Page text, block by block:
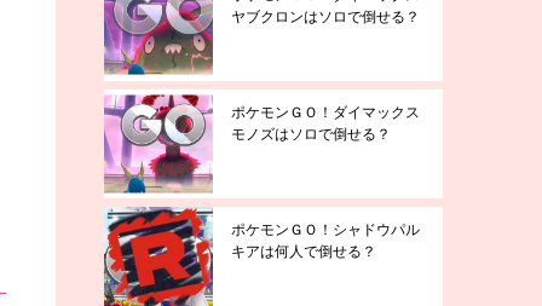
ヤブクロンはソロで倒せる？
ポケモンＧＯ！ダイマックス
モノズはソロで倒せる？
ポケモンＧＯ！シャドウパル
キアは何人で倒せる？